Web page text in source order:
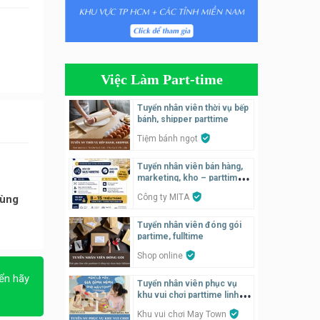
hãy
Tuyển nhân viên pha chế
tiệm trà sữa
hàng tiệm bánh ngọt
Tiệm bánh ngọt
phục vụ bàn
Tuyển quản lý, kế toán ca,
bếp, bếp chính lương cao
Nhà hàng Phố Men Chill
Tuyển nhân viên đóng gói
parttime
Shop online
Việc Làm Part-time
Tuyển nhân viên thời vụ bếp
bánh, shipper parttime
Tiệm bánh ngọt
Tuyển nhân viên bán hàng,
marketing, kho – parttime,
Công ty MITA
Tuyển nhân viên đóng gói
partime, fulltime
Shop online
Tuyển nhân viên phục vụ
khu vui chơi parttime linh
Khu vui chơi May Town